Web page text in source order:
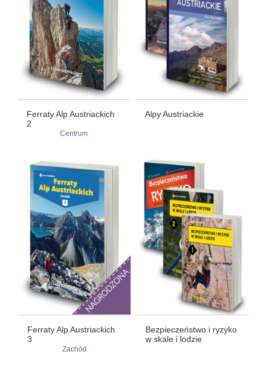
Ferraty Alp Austriackich
2
Centrum
Alpy Austriackie
Ferraty Alp Austriackich
3
Zachód
Bezpieczeństwo i ryzyko
w skale i lodzie